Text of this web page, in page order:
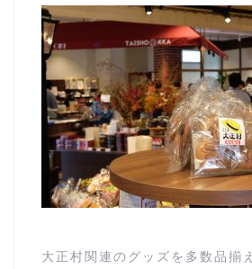
大正村関連のグッズを多数品揃え